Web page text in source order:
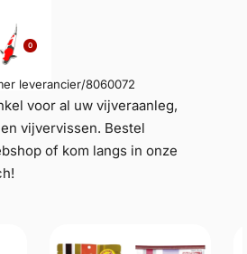
0
leverancier/8060072
voor al uw vijveraanleg,
vijvervissen. Bestel
of kom langs in onze